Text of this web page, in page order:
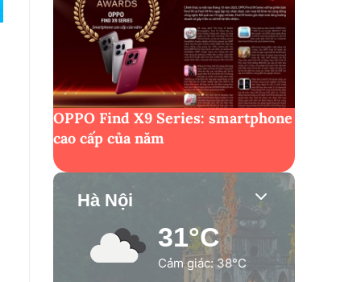
OPPO Find X9 Series: smartphone
cao cấp của năm
Hà Nội
31°C
Cảm giác: 38°C